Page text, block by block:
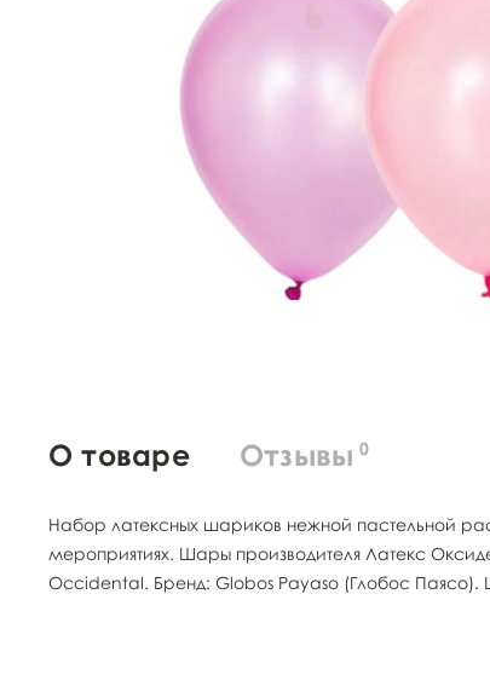
О товаре Отзывы 0
Набор латексных шариков нежной пастельной
мероприятиях. Шары производителя Латекс
Occidental. Бренд: Globos Payaso (Глобос